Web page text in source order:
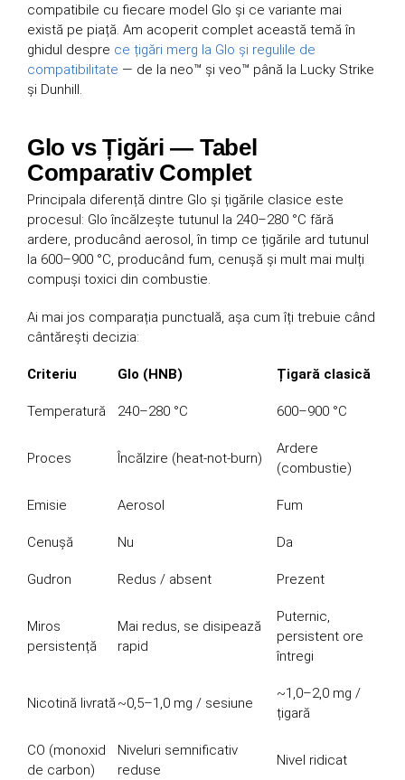
compatibile cu fiecare model Glo și ce variante mai
există pe piață. Am acoperit complet această temă în
ghidul despre ce țigări merg la Glo și regulile de
compatibilitate — de la neo™ și veo™ până la Lucky Strike
și Dunhill.
Glo vs Țigări — Tabel
Comparativ Complet
Principala diferență dintre Glo și țigările clasice este
procesul: Glo încălzește tutunul la 240–280 °C fără
ardere, producând aerosol, în timp ce țigările ard tutunul
la 600–900 °C, producând fum, cenușă și mult mai mulți
compuși toxici din combustie.
Ai mai jos comparația punctuală, așa cum îți trebuie când
cântărești decizia:
Criteriu Glo (HNB) Țigară clasică
Temperatură 240–280 °C 600–900 °C
Proces Încălzire (heat-not-burn)
Ardere
(combustie)
Emisie Aerosol Fum
Cenușă Nu Da
Gudron Redus / absent Prezent
Miros
persistență
Mai redus, se disipează
rapid
Puternic,
persistent ore
întregi
Nicotină livrată ~0,5–1,0 mg / sesiune
~1,0–2,0 mg /
țigară
CO (monoxid
de carbon)
Niveluri semnificativ
reduse
Nivel ridicat